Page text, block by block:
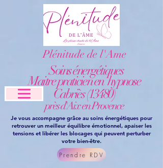
Plénitude de l'Ame
Soins énergétiques
Maitre praticien en hypnose
Cabriès (13480)
près d'Aix en Provence
Je vous accompagne grâce au soins énergétiques pour
retrouver un meilleur équilibre émotionnel, apaiser les
tensions et libérer les blocages qui peuvent perturber
votre bien-être.
Prendre RDV